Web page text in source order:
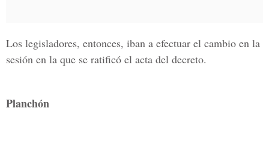
Los legisladores, entonces, iban a efectuar el cambio en la
sesión en la que se ratificó el acta del decreto.
Planchón